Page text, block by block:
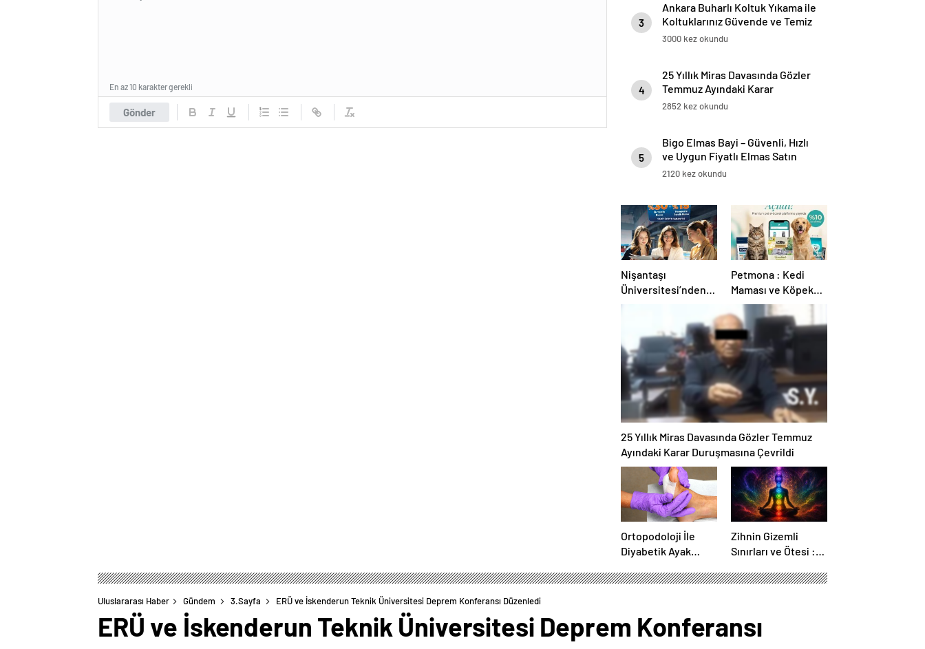
Gönder
En az 10 karakter gerekli
3
Ankara Buharlı Koltuk Yıkama ile
Koltuklarınız Güvende ve Temiz
Kalıyor
3000 kez okundu
4
25 Yıllık Miras Davasında Gözler
Temmuz Ayındaki Karar
Duruşmasına Çevrildi
2852 kez okundu
5
Bigo Elmas Bayi – Güvenli, Hızlı
ve Uygun Fiyatlı Elmas Satın
Almanın Yeni Adresi
2120 kez okundu
Nişantaşı
Üniversitesi’nden
2026 YKS
Adaylarına Çifte
Güvence: Sabit
Ücret ve Kesintisiz
Burs
Petmona : Kedi
Maması ve Köpek
Maması İle Tüm
Evcil Hayvan
Ürünleri
25 Yıllık Miras Davasında Gözler Temmuz
Ayındaki Karar Duruşmasına Çevrildi
Ortopodoloji İle
Diyabetik Ayak
Zihnin Gizemli
Sınırları ve Ötesi :
Uluslararası Haber Gündem 3.Sayfa ERÜ ve İskenderun Teknik Üniversitesi Deprem Konferansı Düzenledi
ERÜ ve İskenderun Teknik Üniversitesi Deprem Konferansı